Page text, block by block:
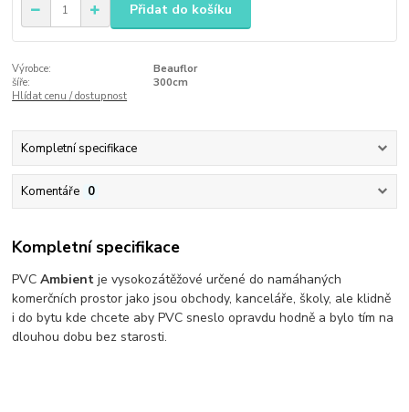
Přidat do košíku
Výrobce:
Beauflor
šíře:
300cm
Hlídat cenu / dostupnost
Kompletní specifikace
Komentáře 0
Kompletní specifikace
PVCAmbient je vysokozátěžové určené do namáhaných
komerčních prostor jako jsou obchody, kanceláře, školy, ale klidně
i do bytu kde chcete aby PVC sneslo opravdu hodně a bylo tím na
dlouhou dobu bez starosti.